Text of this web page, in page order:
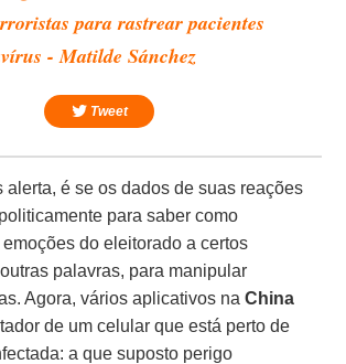
para rastrear pacientes
- Matilde Sánchez
Tweet
alerta, é se os dados de suas reações
para saber como
do eleitorado a certos
palavras, para manipular
Agora, vários aplicativos naChina
de um celular que está perto de
a que suposto perigo